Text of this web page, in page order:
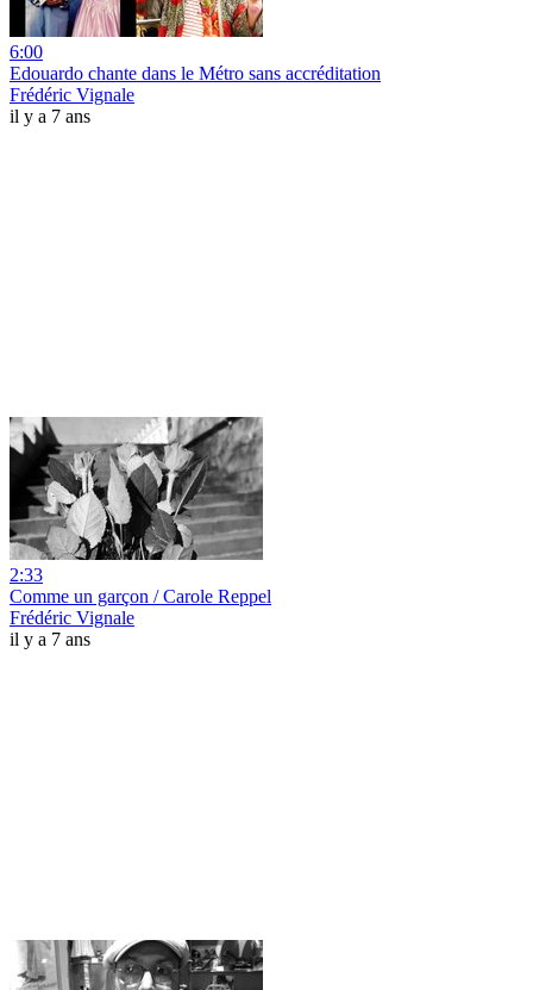
6:00
Edouardo chante dans le Métro sans accréditation
Frédéric Vignale
il y a 7 ans
2:33
Comme un garçon / Carole Reppel
Frédéric Vignale
il y a 7 ans